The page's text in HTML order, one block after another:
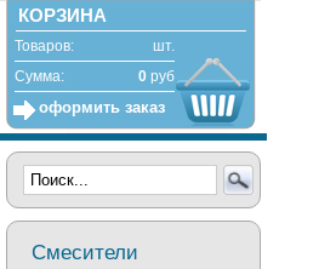
Смесители
КОРЗИНА
Товаров:
шт.
Сумма:
0руб
оформить заказ